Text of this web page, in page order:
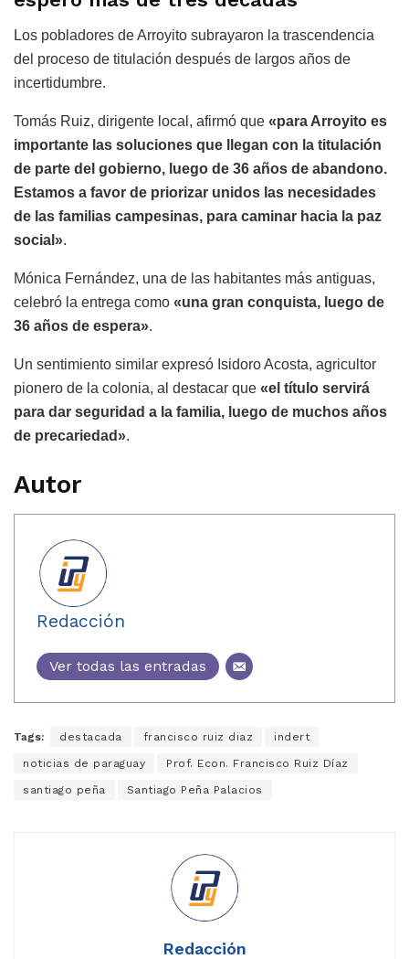
Los pobladores de Arroyito subrayaron la trascendencia
del proceso de titulación después de largos años de
incertidumbre.
Tomás Ruiz, dirigente local, afirmó que «para Arroyito es
importante las soluciones que llegan con la titulación
de parte del gobierno, luego de 36 años de abandono.
Estamos a favor de priorizar unidos las necesidades
de las familias campesinas, para caminar hacia la paz
social».
Mónica Fernández, una de las habitantes más antiguas,
celebró la entrega como «una gran conquista, luego de
36 años de espera».
Un sentimiento similar expresó Isidoro Acosta, agricultor
pionero de la colonia, al destacar que «el título servirá
para dar seguridad a la familia, luego de muchos años
de precariedad».
Autor
Redacción
Ver todas las entradas
Tags: destacada francisco ruiz diaz indert
noticias de paraguay Prof. Econ. Francisco Ruiz Díaz
santiago peña Santiago Peña Palacios
Redacción